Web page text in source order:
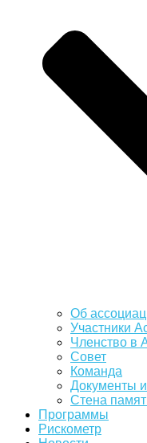
Об
Участники
Членство в
Совет
Команда
Документы
Стена
Программы
Рискометр